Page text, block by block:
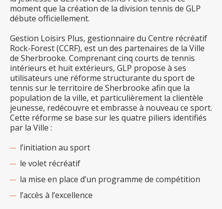
moment que la création de la division tennis de GLP
débute officiellement.
Gestion Loisirs Plus, gestionnaire du Centre récréatif
Rock-Forest (CCRF), est un des partenaires de la Ville
de Sherbrooke. Comprenant cinq courts de tennis
intérieurs et huit extérieurs, GLP propose à ses
utilisateurs une réforme structurante du sport de
tennis sur le territoire de Sherbrooke afin que la
population de la ville, et particulièrement la clientèle
jeunesse, redécouvre et embrasse à nouveau ce sport.
Cette réforme se base sur les quatre piliers identifiés
par la Ville :
l’initiation au sport
le volet récréatif
la mise en place d’un programme de compétition
l’accès à l’excellence